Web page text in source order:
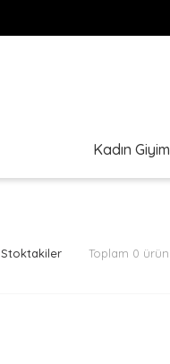
Kadın Giyim
Stoktakiler Toplam 0 ürün